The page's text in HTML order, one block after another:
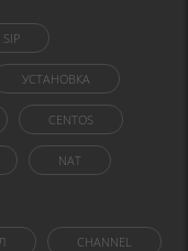
SIP
УСТАНОВКА
CENTOS
NAT
CHANNEL